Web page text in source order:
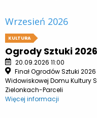
Wrzesień 2026
KULTURA
Ogrody Sztuki 2026
20.09.2026 11:00
Finał Ogrodów Sztuki
Widowiskowej Domu Kultury
Zielonkach-Parceli
Więcej informacji